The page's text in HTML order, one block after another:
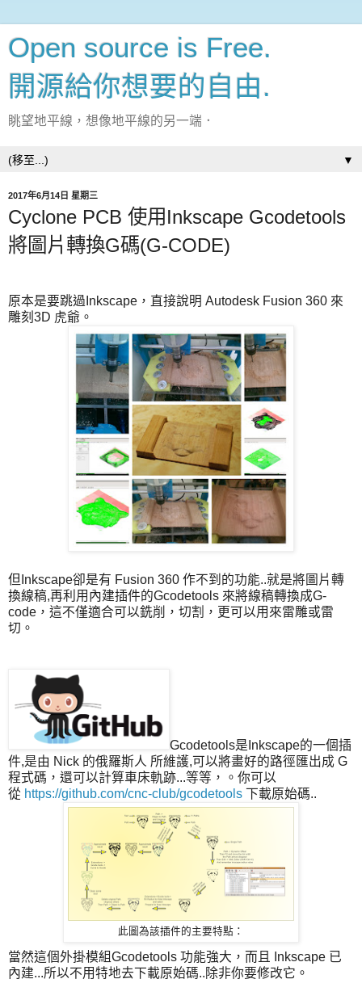
Open source is Free.
開源給你想要的自由.
眺望地平線，想像地平線的另一端．
▼
2017年6月14日 星期三
Cyclone PCB 使用Inkscape Gcodetools
將圖片轉換G碼(G-CODE)
原本是要跳過Inkscape，直接說明 Autodesk Fusion 360 來
雕刻3D 虎爺。
但Inkscape卻是有 Fusion 360 作不到的功能..就是將圖片轉
換線稿,再利用內建插件的Gcodetools 來將線稿轉換成G-
code，這不僅適合可以銑削，切割，更可以用來雷雕或雷
切。
Gcodetools是Inkscape的一個插
件,是由 Nick 的俄羅斯人 所維護,可以將畫好的路徑匯出成 G
程式碼，還可以計算車床軌跡...等等，。你可以
從 https://github.com/cnc-club/gcodetools 下載原始碼..
此圖為該插件的主要特點：
當然這個外掛模組Gcodetools 功能強大，而且 Inkscape 已
內建...所以不用特地去下載原始碼..除非你要修改它。